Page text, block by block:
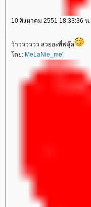
10 สิงหาคม 2551 18:33:36 น.
ว้าวววววว สวยอะพี่ฟลุ๊ค
ดย: MeLaNie_me'